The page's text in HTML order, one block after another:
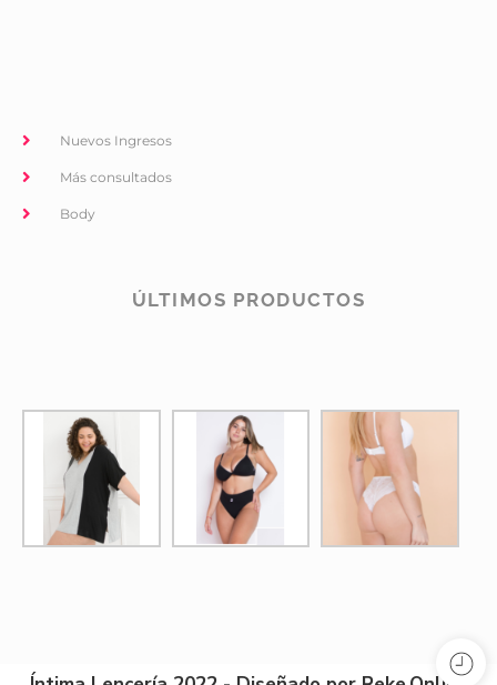
Nuevos Ingresos
Más consultados
Body
ÚLTIMOS PRODUCTOS